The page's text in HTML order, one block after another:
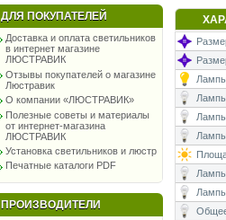
ДЛЯ ПОКУПАТЕЛЕЙ
Доставка и оплата светильников
в интернет магазине
ЛЮСТРАВИК
Отзывы покупателей о магазине
Люстравик
О компании «ЛЮСТРАВИК»
Полезные советы и материалы
от интернет-магазина
ЛЮСТРАВИК
Установка светильников и люстр
Печатные каталоги PDF
ПРОИЗВОДИТЕЛИ